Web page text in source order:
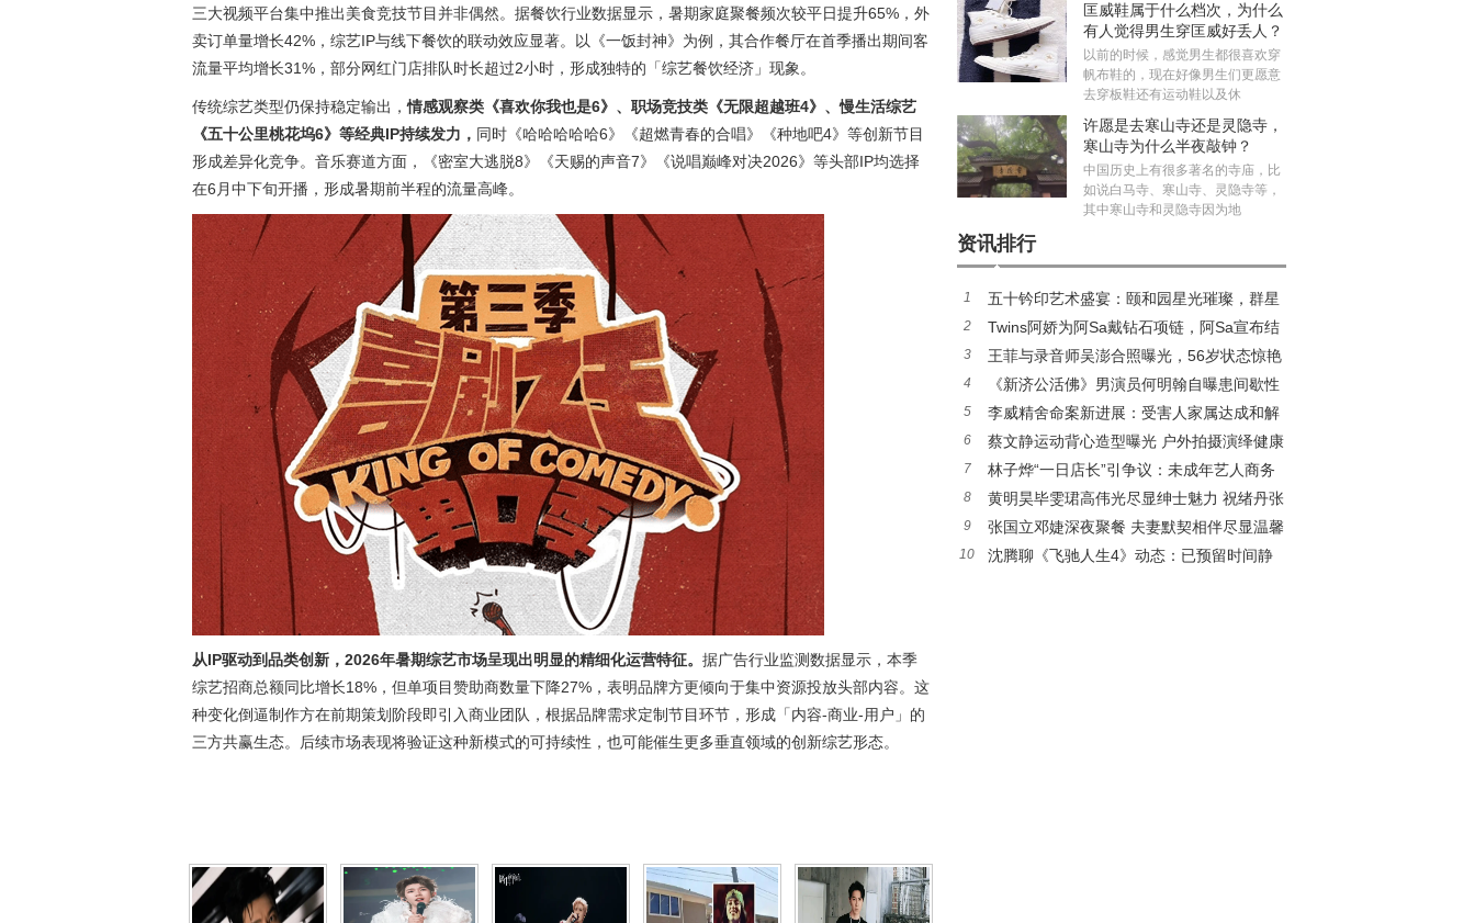
三大视频平台集中推出美食竞技节目并非偶然。据餐饮行业数据显示，暑期家庭聚餐频次较平日提升65%，外
卖订单量增长42%，综艺IP与线下餐饮的联动效应显著。以《一饭封神》为例，其合作餐厅在首季播出期间客
流量平均增长31%，部分网红门店排队时长超过2小时，形成独特的「综艺餐饮经济」现象。
传统综艺类型仍保持稳定输出，情感观察类《喜欢你我也是6》、职场竞技类《无限超越班4》、慢生活综艺
《五十公里桃花坞6》等经典IP持续发力， 同时《哈哈哈哈哈6》《超燃青春的合唱》《种地吧4》等创新节目
形成差异化竞争。音乐赛道方面，《密室大逃脱8》《天赐的声音7》《说唱巅峰对决2026》等头部IP均选择
在6月中下旬开播，形成暑期前半程的流量高峰。
从IP驱动到品类创新，2026年暑期综艺市场呈现出明显的精细化运营特征。 据广告行业监测数据显示，本季
综艺招商总额同比增长18%，但单项目赞助商数量下降27%，表明品牌方更倾向于集中资源投放头部内容。这
种变化倒逼制作方在前期策划阶段即引入商业团队，根据品牌需求定制节目环节，形成「内容-商业-用户」的
三方共赢生态。后续市场表现将验证这种新模式的可持续性，也可能催生更多垂直领域的创新综艺形态。
匡威鞋属于什么档次，为什么
有人觉得男生穿匡威好丢人？
以前的时候，感觉男生都很喜欢穿
帆布鞋的，现在好像男生们更愿意
去穿板鞋还有运动鞋以及休
许愿是去寒山寺还是灵隐寺，
寒山寺为什么半夜敲钟？
中国历史上有很多著名的寺庙，比
如说白马寺、寒山寺、灵隐寺等，
其中寒山寺和灵隐寺因为地
资讯排行
1
五十钤印艺术盛宴：颐和园星光璀璨，群星
共铸艺术新篇章
2
Twins阿娇为阿Sa戴钻石项链，阿Sa宣布结
婚感情稳定
3
王菲与录音师吴澎合照曝光，56岁状态惊艳
引热议
4
《新济公活佛》男演员何明翰自曝患间歇性
房颤：或因工作强度大，生活作息不规律
5
李威精舍命案新进展：受害人家属达成和解
盼法院从轻判决
6
蔡文静运动背心造型曝光 户外拍摄演绎健康
时尚美学
7
林子烨“一日店长”引争议：未成年艺人商务
活动如何避免翻车？
8
黄明昊毕雯珺高伟光尽显绅士魅力 祝绪丹张
俪徐璐优雅性感亮相派对
9
张国立邓婕深夜聚餐 夫妻默契相伴尽显温馨
惬意
10
沈腾聊《飞驰人生4》动态：已预留时间静